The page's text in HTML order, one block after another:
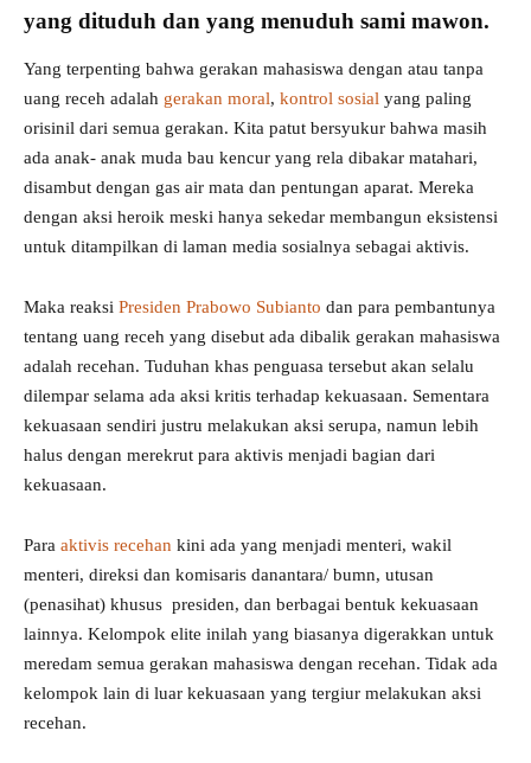
yang dituduh dan yang menuduh sami mawon.
Yang terpenting bahwa gerakan mahasiswa dengan atau tanpa
uang receh adalah gerakan moral, kontrol sosial yang paling
orisinil dari semua gerakan. Kita patut bersyukur bahwa masih
ada anak- anak muda bau kencur yang rela dibakar matahari,
disambut dengan gas air mata dan pentungan aparat. Mereka
dengan aksi heroik meski hanya sekedar membangun eksistensi
untuk ditampilkan di laman media sosialnya sebagai aktivis.
Maka reaksi Presiden Prabowo Subianto dan para pembantunya
tentang uang receh yang disebut ada dibalik gerakan mahasiswa
adalah recehan. Tuduhan khas penguasa tersebut akan selalu
dilempar selama ada aksi kritis terhadap kekuasaan. Sementara
kekuasaan sendiri justru melakukan aksi serupa, namun lebih
halus dengan merekrut para aktivis menjadi bagian dari
kekuasaan.
Para aktivis recehan kini ada yang menjadi menteri, wakil
menteri, direksi dan komisaris danantara/ bumn, utusan
(penasihat) khusus presiden, dan berbagai bentuk kekuasaan
lainnya. Kelompok elite inilah yang biasanya digerakkan untuk
meredam semua gerakan mahasiswa dengan recehan. Tidak ada
kelompok lain di luar kekuasaan yang tergiur melakukan aksi
recehan.